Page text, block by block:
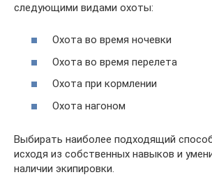
следующими видами охоты:
Охота во время ночевки
Охота во время перелета
Охота при кормлении
Охота нагоном
Выбирать наиболее подходящий
исходя из собственных навыков и
наличии экипировки.